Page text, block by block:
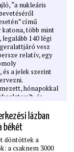
“a nukleáris
című
katona, több mint
140 légi
vesz
relatív, egy
a jelek szerint
hónapokkal
volt, és
lázban
békét
döntöttek a
a csaknem 3000